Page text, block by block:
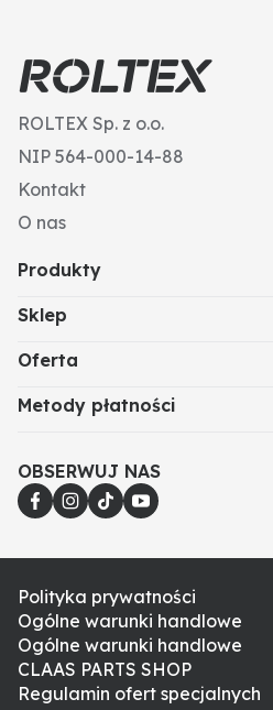
ROLTEX Sp. z o.o.
NIP 564-000-14-88
Kontakt
O nas
Produkty
Sklep
Oferta
Metody płatności
OBSERWUJ NAS
Polityka prywatności
Ogólne warunki handlowe
Ogólne warunki handlowe
CLAAS PARTS SHOP
Regulamin ofert specjalnych